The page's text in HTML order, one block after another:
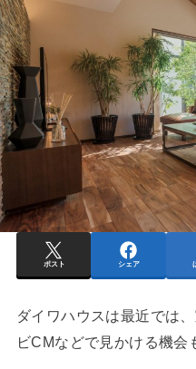
ポスト シェア
ダイワハウスは最近では
ビCMなどで見かける機会